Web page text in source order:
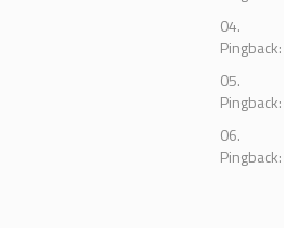
Pingback:
Pingback:
Pingback: